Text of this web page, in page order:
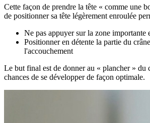
Cette façon de prendre la tête « comme une
de positionner sa tête légèrement enroulée
Ne pas appuyer sur la zone importante
Positionner en détente la partie du
l'accouchement
Le but final est de donner au « plancher » du
chances de se développer de façon optimale.